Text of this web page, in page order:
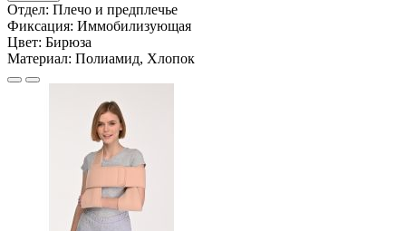
Отдел: Плечо и предплечье
Фиксация: Иммобилизующая
Цвет: Бирюза
Материал: Полиамид, Хлопок